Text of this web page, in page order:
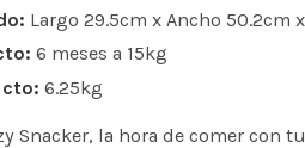
Largo 29.5cm x Ancho 50.2cm
6 meses a 15kg
6.25kg
Snacker, la hora de comer con